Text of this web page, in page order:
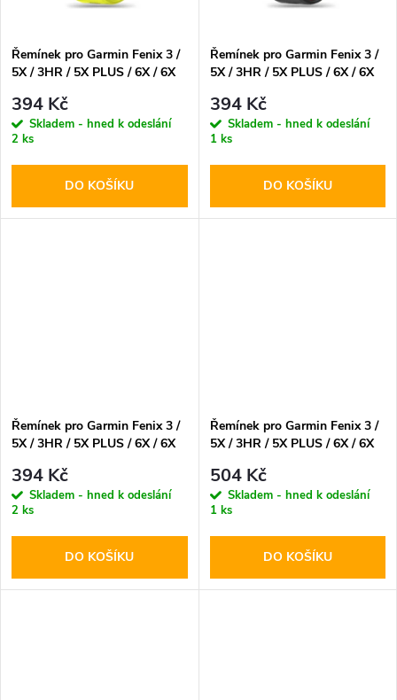
Řemínek pro Garmin Fenix 3 /
5X / 3HR / 5X PLUS / 6X / 6X
Iconband Pro Lime/Black
394 Kč
Skladem - hned k odeslání
2 ks
DO KOŠÍKU
Řemínek pro Garmin Fenix 3 /
5X / 3HR / 5X PLUS / 6X / 6X
Iconband Pro Black/Red
394 Kč
Skladem - hned k odeslání
1 ks
DO KOŠÍKU
Řemínek pro Garmin Fenix 3 /
5X / 3HR / 5X PLUS / 6X / 6X
Iconband Army Green
394 Kč
Skladem - hned k odeslání
2 ks
DO KOŠÍKU
Řemínek pro Garmin Fenix 3 /
5X / 3HR / 5X PLUS / 6X / 6X
Smooth Black
504 Kč
Skladem - hned k odeslání
1 ks
DO KOŠÍKU